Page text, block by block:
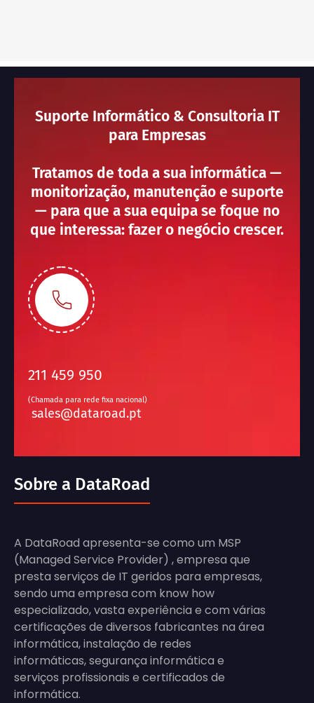
Suporte Informático & Consultoria IT
para Empresas
Tratamos de toda a sua informática —
monitorização, manutenção e suporte
— para que a sua equipa se foque no
que interessa: fazer o negócio crescer.
211 459 950
(Chamada para rede fixa nacional)
sales@dataroad.pt
Sobre a DataRoad
A DataRoad apresenta-se como um MSP
(Managed Service Provider) , empresa que
presta serviços de IT geridos para empresas,
sendo uma empresa com know how
especializado, vasta experiência e com várias
certificações de diversos fabricantes na área
informática, instalação de redes
informáticas, segurança informática e
serviços profissionais e certificados de
informática.